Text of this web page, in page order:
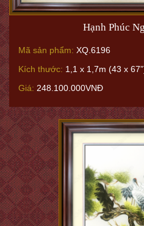
Hạnh Phúc
Mã sản phẩm: XQ.6196
Kích thước: 1,1 x 1,7m (43 x
Giá: 248.100.000VNĐ